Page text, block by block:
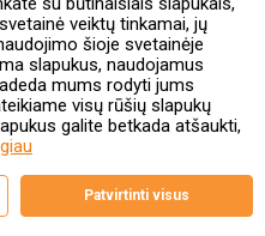
veiktų tinkamai, jų
šioje svetainėje
slapukus, naudojamus
mums rodyti jums
visų rūšių slapukų
galite betkada atšaukti,
Patvirtinti visus
tarnyba
sveikatos apsaugos ministerijos
| +370 5 263 9264